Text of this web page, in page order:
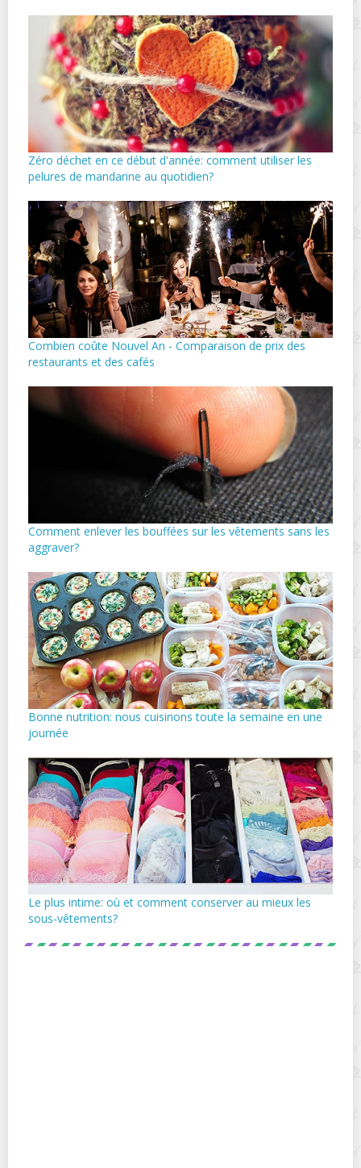
Zéro déchet en ce début d'année: comment utiliser les
pelures de mandarine au quotidien?
Combien coûte Nouvel An - Comparaison de prix des
restaurants et des cafés
Comment enlever les bouffées sur les vêtements sans les
aggraver?
Bonne nutrition: nous cuisinons toute la semaine en une
journée
Le plus intime: où et comment conserver au mieux les
sous-vêtements?